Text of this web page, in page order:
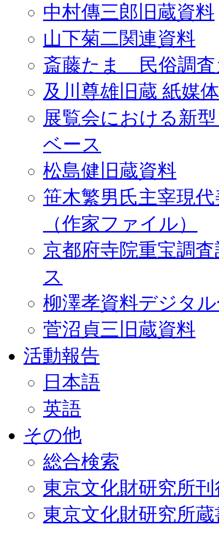
中村傳三郎旧蔵資料
山下菊二関連資料
斎藤たま 民俗調査
及川尊雄旧蔵 紙媒
展覧会における新
ベース
松島健旧蔵資料
笹木繁男氏主宰現
（作家ファイル）
京都府寺院重宝調
ス
柳澤孝資料デジタ
菅沼貞三旧蔵資料
活動報告
日本語
英語
その他
総合検索
東京文化財研究所
東京文化財研究所